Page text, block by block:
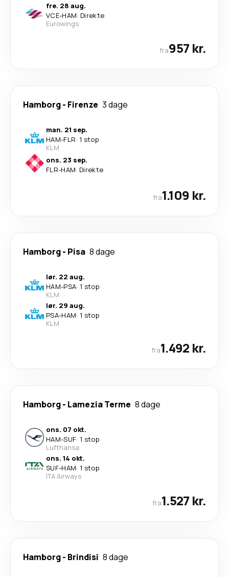
fre. 28 aug.
VCE-HAM· Direkte
Eurowings
fra957 kr.
Hamborg- Firenze 3 dage
man. 21 sep.
HAM-FLR· 1 stop
KLM
ons. 23 sep.
FLR-HAM· Direkte
fra1.109 kr.
Hamborg- Pisa 8 dage
lør. 22 aug.
HAM-PSA· 1 stop
KLM
lør. 29 aug.
PSA-HAM· 1 stop
KLM
fra1.492 kr.
Hamborg- Lamezia Terme 8 dage
ons. 07 okt.
HAM-SUF· 1 stop
Lufthansa
ons. 14 okt.
SUF-HAM· 1 stop
ITA Airways
fra1.527 kr.
Hamborg- Brindisi 8 dage